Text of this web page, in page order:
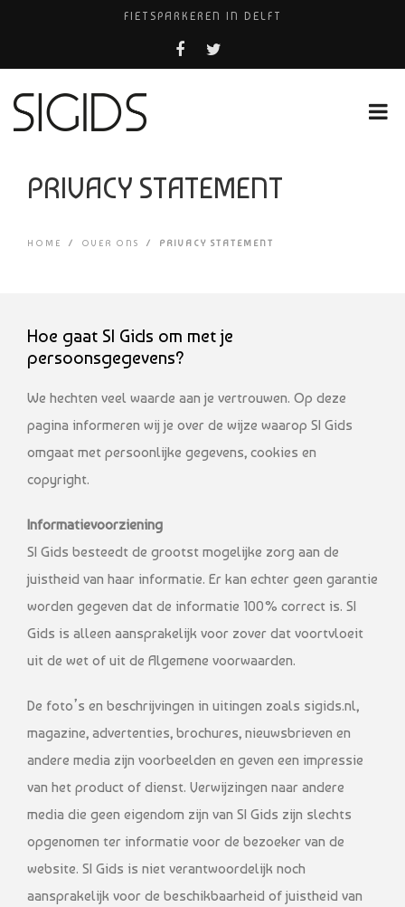
FIETSPARKEREN IN DELFT
PIZZERIA POMPEÏ ￼
BELEEF DE MAGIE VAN FILM BIJ KINEPOLIS
PRIVACY STATEMENT
HOME / OVER ONS / PRIVACY STATEMENT
Hoe gaat SI Gids om met je
persoonsgegevens?
We hechten veel waarde aan je vertrouwen. Op deze
pagina informeren wij je over de wijze waarop SI Gids
omgaat met persoonlijke gegevens, cookies en
copyright.
Informatievoorziening
SI Gids besteedt de grootst mogelijke zorg aan de
juistheid van haar informatie. Er kan echter geen garantie
worden gegeven dat de informatie 100% correct is. SI
Gids is alleen aansprakelijk voor zover dat voortvloeit
uit de wet of uit de Algemene voorwaarden.
De foto’s en beschrijvingen in uitingen zoals sigids.nl,
magazine, advertenties, brochures, nieuwsbrieven en
andere media zijn voorbeelden en geven een impressie
van het product of dienst. Verwijzingen naar andere
media die geen eigendom zijn van SI Gids zijn slechts
opgenomen ter informatie voor de bezoeker van de
website. SI Gids is niet verantwoordelijk noch
aansprakelijk voor de beschikbaarheid of juistheid van